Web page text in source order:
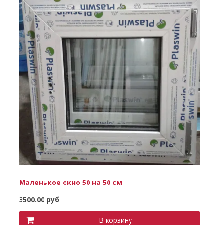
Маленькое окно 50 на 50 см
3500.00 руб
В корзину